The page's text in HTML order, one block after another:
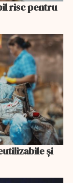
risc pentru
și